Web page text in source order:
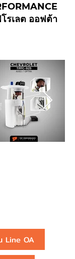
รเลต ออฟต้า
Line OA